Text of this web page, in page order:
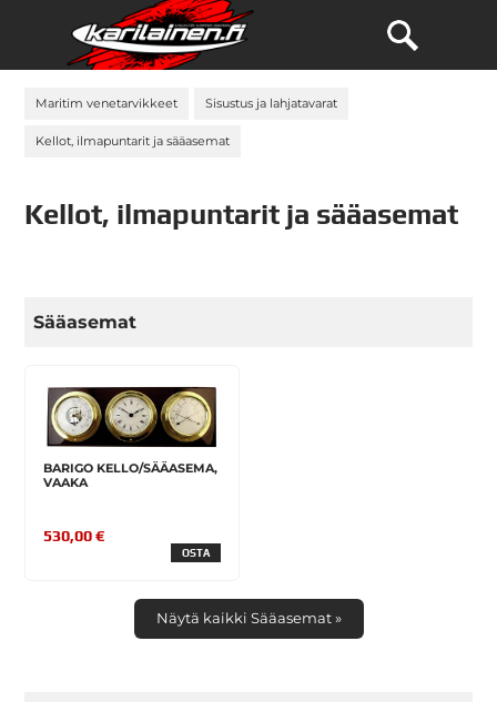
Maritim venetarvikkeet Sisustus ja lahjatavarat
Kellot, ilmapuntarit ja sääasemat
Kellot, ilmapuntarit ja sääasemat
Sääasemat
BARIGO KELLO/SÄÄASEMA,
VAAKA
530,00 €
OSTA
Näytä kaikki Sääasemat »